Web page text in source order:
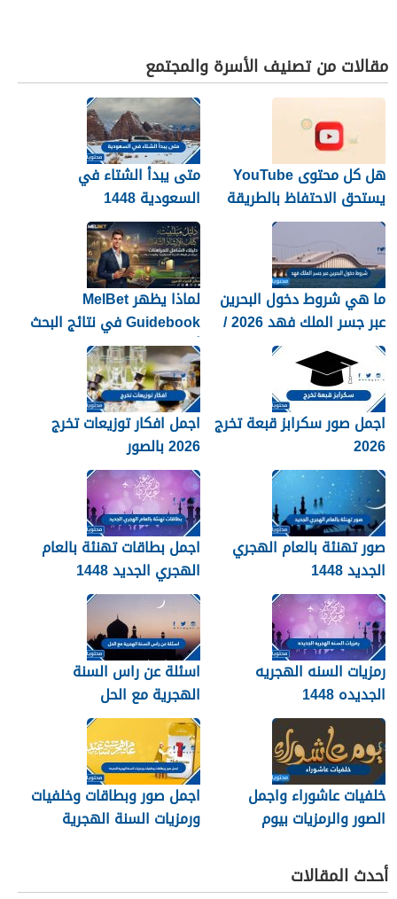
مقالات من تصنيف الأسرة والمجتمع
هل كل محتوى YouTube
يستحق الاحتفاظ بالطريقة
نفسها؟
متى يبدأ الشتاء في
السعودية 1448
ما هي شروط دخول البحرين
عبر جسر الملك فهد 2026 /
1448
لماذا يظهر MelBet
Guidebook في نتائج البحث
أكثر من صفحات كثيرة؟
اجمل صور سكرابز قبعة تخرج
2026
اجمل افكار توزيعات تخرج
2026 بالصور
صور تهنئة بالعام الهجري
الجديد 1448
اجمل بطاقات تهنئة بالعام
الهجري الجديد 1448
رمزيات السنه الهجريه
الجديده 1448
اسئلة عن راس السنة
الهجرية مع الحل
خلفيات عاشوراء واجمل
الصور والرمزيات بيوم
اجمل صور وبطاقات وخلفيات
ورمزيات السنة الهجرية
أحدث المقالات